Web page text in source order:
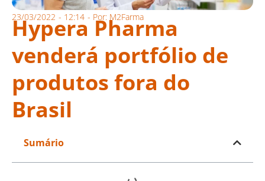
23/03/2022 - 12:14 - Por: M2Farma
Hypera Pharma
venderá portfólio de
produtos fora do
Brasil
Sumário